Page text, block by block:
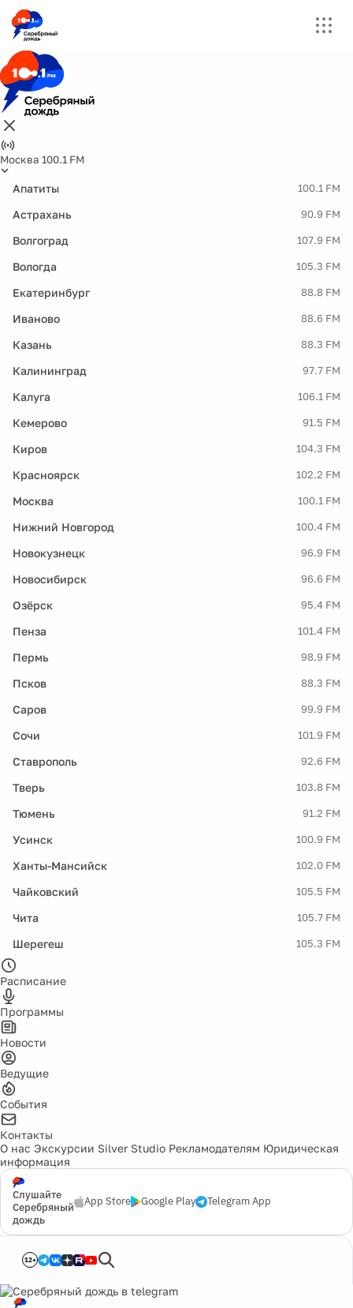
Москва 100.1 FM
Апатиты 100.1 FM
Астрахань 90.9 FM
Волгоград 107.9 FM
Вологда 105.3 FM
Екатеринбург 88.8 FM
Иваново 88.6 FM
Казань 88.3 FM
Калининград 97.7 FM
Калуга 106.1 FM
Кемерово 91.5 FM
Киров 104.3 FM
Красноярск 102.2 FM
Москва 100.1 FM
Нижний Новгород 100.4 FM
Новокузнецк 96.9 FM
Новосибирск 96.6 FM
Озёрск 95.4 FM
Пенза 101.4 FM
Пермь 98.9 FM
Псков 88.3 FM
Саров 99.9 FM
Сочи 101.9 FM
Ставрополь 92.6 FM
Тверь 103.8 FM
Тюмень 91.2 FM
Усинск 100.9 FM
Ханты-Мансийск 102.0 FM
Чайковский 105.5 FM
Чита 105.7 FM
Шерегеш 105.3 FM
Расписание
Программы
Новости
Ведущие
События
Контакты
О нас Экскурсии Silver Studio Рекламодателям Юридическая
информация
Слушайте
Серебряный
дождь
App Store Google Play Telegram App
12+